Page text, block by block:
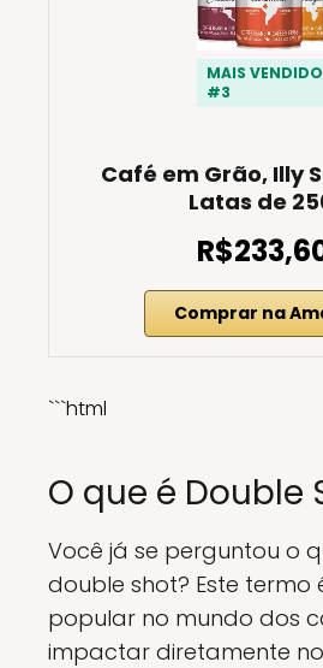
MAIS VENDIDO
#3
Café em Grão, Illy
Latas de
Comprar na
```html
O que é Double
Você já se perguntou o
double shot? Este termo
popular no mundo dos
impactar diretamente